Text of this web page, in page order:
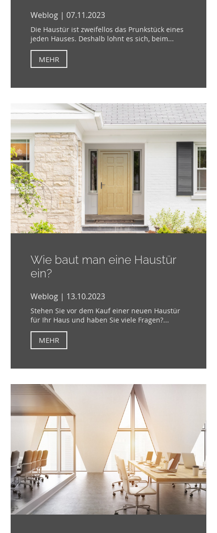
Weblog | 07.11.2023
Die Haustür ist zweifellos das Prunkstück eines
jeden Hauses. Deshalb lohnt es sich, beim...
MEHR
Wie baut man eine Haustür
ein?
Weblog | 13.10.2023
Stehen Sie vor dem Kauf einer neuen Haustür
für Ihr Haus und haben Sie viele Fragen?...
MEHR